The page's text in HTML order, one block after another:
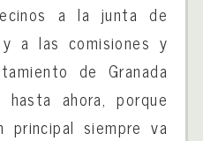
a la junta de
a las comisiones y
de Granada
hasta ahora, porque
principal siempre va